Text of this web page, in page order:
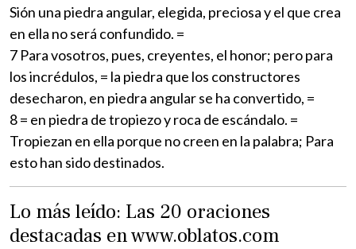
Sión una piedra angular, elegida, preciosa y el que crea
en ella no será confundido. =
7 Para vosotros, pues, creyentes, el honor; pero para
los incrédulos, = la piedra que los constructores
desecharon, en piedra angular se ha convertido, =
8 = en piedra de tropiezo y roca de escándalo. =
Tropiezan en ella porque no creen en la palabra; Para
esto han sido destinados.
Lo más leído: Las 20 oraciones
destacadas en www.oblatos.com